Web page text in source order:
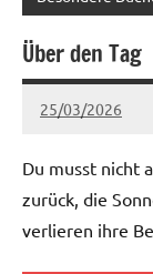
Über den Tag
25/03/2026
Ria
Keine
Du musst nicht
zurück, die
verlieren ihre